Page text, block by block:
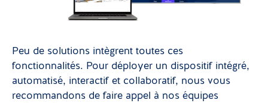
Peu de solutions intègrent toutes ces
fonctionnalités. Pour déployer un dispositif intégré,
automatisé, interactif et collaboratif, nous vous
recommandons de faire appel à nos équipes